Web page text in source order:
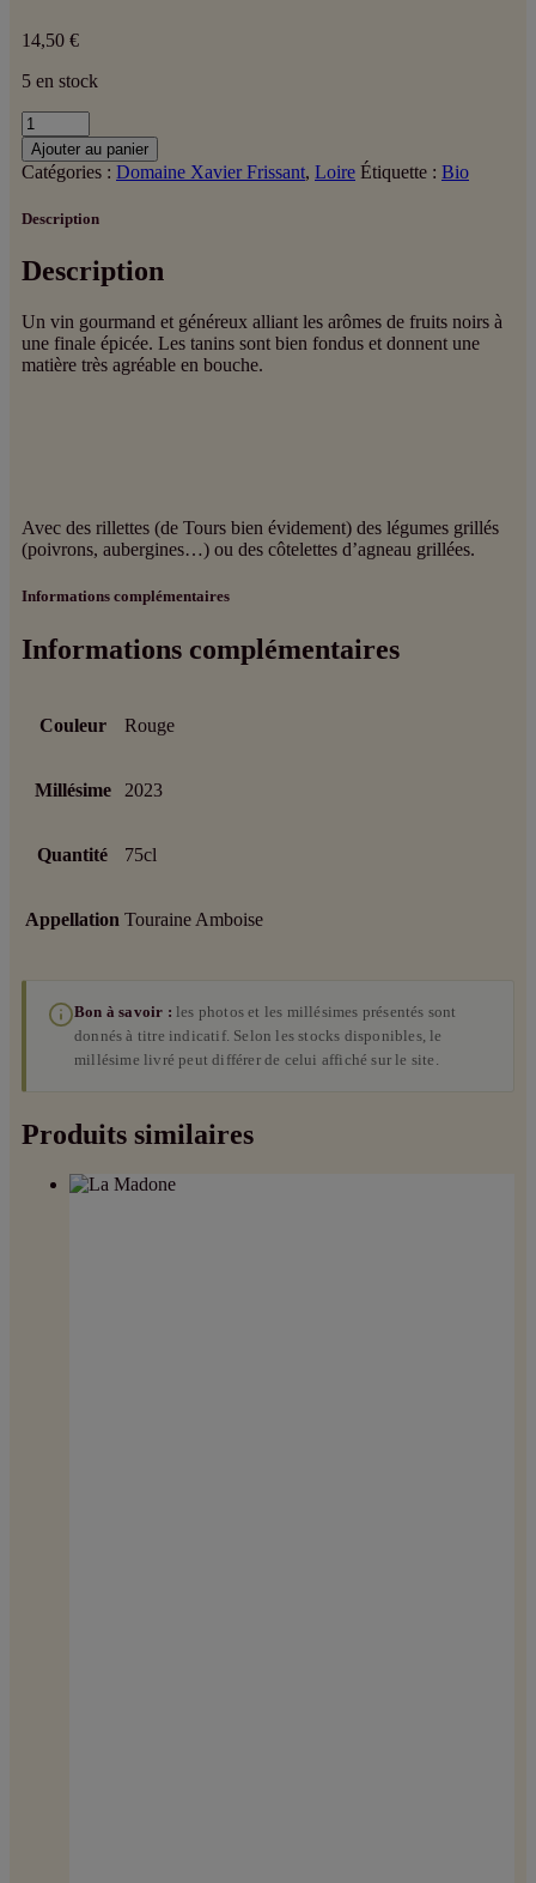
14,50 €
5 en stock
quantité
de
Côt
des
Ajouter au panier
Catégories : Domaine Xavier Frissant, Loire Étiquette : Bio
Description
Description
Un vin gourmand et généreux alliant les arômes de fruits noirs à
une finale épicée. Les tanins sont bien fondus et donnent une
matière très agréable en bouche.
Avec des rillettes (de Tours bien évidement) des légumes grillés
(poivrons, aubergines…) ou des côtelettes d’agneau grillées.
Informations complémentaires
Informations complémentaires
Couleur Rouge
Millésime 2023
Quantité 75cl
Appellation Touraine Amboise
Bon à savoir : les photos et les millésimes présentés sont
donnés à titre indicatif. Selon les stocks disponibles, le
millésime livré peut différer de celui affiché sur le site.
Produits similaires